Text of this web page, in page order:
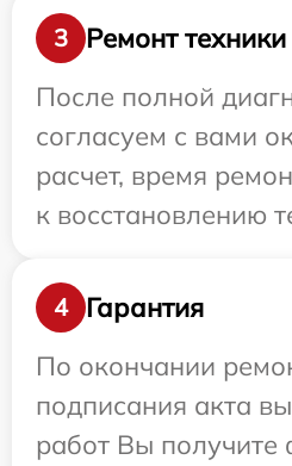
3
Ремонт техники
После полной
согласуем с вами
расчет, время
к восстановлению
4
Гарантия
По окончании
подписания акта
работ Вы